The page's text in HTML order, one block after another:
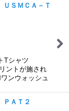
ＳＭＣＡ－Ｔ
Tシャツ
ントが施され
ンウォッシュ
ＡＴ２